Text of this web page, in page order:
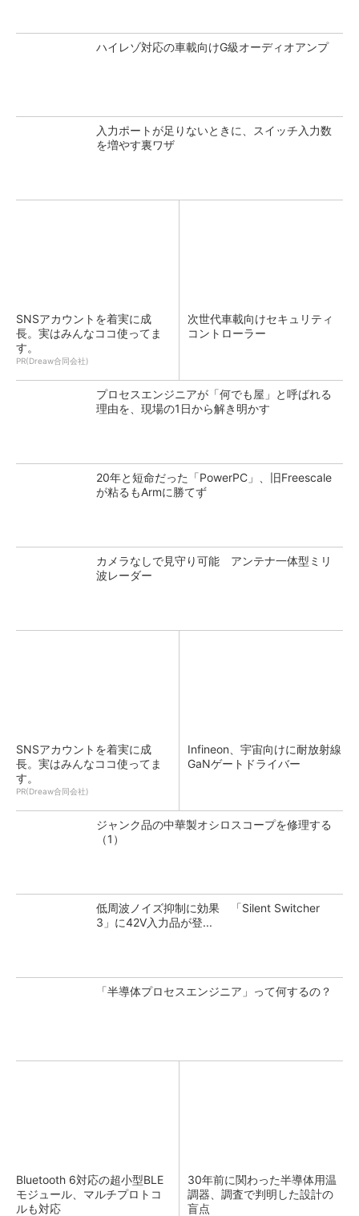
ハイレゾ対応の車載向けG級オーディオアンプ
入力ポートが足りないときに、スイッチ入力数
を増やす裏ワザ
SNSアカウントを着実に成
長。実はみんなココ使ってま
す。
PR(Dreaw合同会社)
次世代車載向けセキュリティ
コントローラー
プロセスエンジニアが「何でも屋」と呼ばれる
理由を、現場の1日から解き明かす
20年と短命だった「PowerPC」、旧Freescale
が粘るもArmに勝てず
カメラなしで見守り可能 アンテナ一体型ミリ
波レーダー
SNSアカウントを着実に成
長。実はみんなココ使ってま
す。
PR(Dreaw合同会社)
Infineon、宇宙向けに耐放射線
GaNゲートドライバー
ジャンク品の中華製オシロスコープを修理する
（1）
低周波ノイズ抑制に効果 「Silent Switcher
3」に42V入力品が登...
「半導体プロセスエンジニア」って何するの？
Bluetooth 6対応の超小型BLE
モジュール、マルチプロトコ
ルも対応
30年前に関わった半導体用温
調器、調査で判明した設計の
盲点